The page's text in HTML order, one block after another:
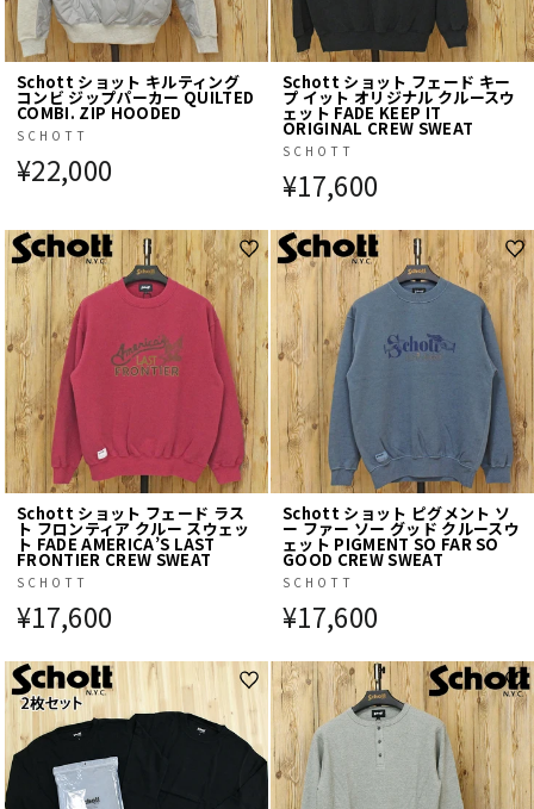
Schott ショット キルティング
コンビ ジップパーカー QUILTED
COMBI. ZIP HOODED
SCHOTT
¥22,000
Schott ショット フェード キー
プ イット オリジナル クルースウ
ェット FADE KEEP IT
ORIGINAL CREW SWEAT
SCHOTT
¥17,600
Schott ショット フェード ラス
ト フロンティア クルー スウェッ
ト FADE AMERICA’S LAST
FRONTIER CREW SWEAT
SCHOTT
¥17,600
Schott ショット ピグメント ソ
ー ファー ソー グッド クルースウ
ェット PIGMENT SO FAR SO
GOOD CREW SWEAT
SCHOTT
¥17,600